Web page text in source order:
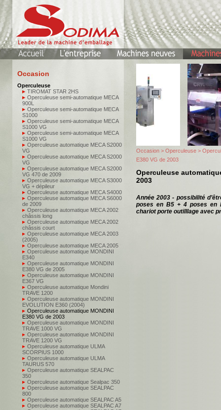
Occasion
Operculeuse
TIROMAT STAR 2HS
Operculeuse semi-automatique MECA
900L
Operculeuse semi-automatique MECA
S1000
Operculeuse semi-automatique MECA
S1000 VG
Operculeuse semi-automatique MECA
S1000 VG
Operculeuse automatique MECA S2000
VG
Operculeuse automatique MECA S2000
VG
Operculeuse automatique MECA S2000
VG 470 de 2009
Operculeuse automatique MECA S3000
VG + dépileur
Operculeuse automatique MECA S4000
Operculeuse automatique MECA S6000
de 2009
Operculeuse automatique MECA 2002
châssis long
Operculeuse automatique MECA 2002
châssis court
Operculeuse automatique MECA 2003
(2005)
Operculeuse automatique MECA 2005
Operculeuse automatique MONDINI
E340
Operculeuse automatique MONDINI
E380 VG de 2005
Operculeuse automatique MONDINI
E367 VG
Operculeuse automatique Mondini
TRAVE 1200
Operculeuse automatique MONDINI
EVOLUTION E360 (2004)
Operculeuse automatique MONDINI
E380 VG de 2003
Operculeuse automatique MONDINI
TRAVE 1000 VG
Operculeuse automatique MONDINI
TRAVE 1200 VG
Operculeuse automatique ULMA
SCORPIUS 1000
Operculeuse automatique ULMA
TAURUS 570
Operculeuse automatique SEALPAC
350
Operculeuse automatique Sealpac 350
Operculeuse automatique SEALPAC
800
Operculeuse automatique SEALPAC A5
Operculeuse automatique SEALPAC A7
Occasion > Operculeuse >
E380 VG de 2003
Operculeuse
2003
Année 2003 - possibilité
poses en B5 + 4 poses en
chariot porte outilllage avec